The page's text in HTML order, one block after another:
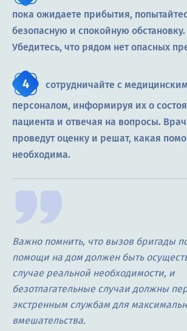
пока ожидаете прибытия,
безопасную и спокойную обстановку.
Убедитесь, что рядом нет опасных
сотрудничайте с медицинским
персоналом, информируя их о
пациента и отвечая на вопросы.
проведут оценку и решат, какая
необходима.
Важно помнить, что вызов бригады
помощи на дом должен быть
случае реальной необходимости, и
безотлагательные случаи должны
экстренным службам для
вмешательства.